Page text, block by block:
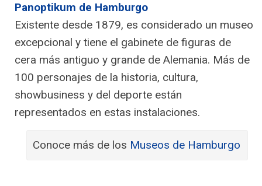
Panoptikum de Hamburgo
Existente desde 1879, es considerado un museo
excepcional y tiene el gabinete de figuras de
cera más antiguo y grande de Alemania. Más de
100 personajes de la historia, cultura,
showbusiness y del deporte están
representados en estas instalaciones.
Conoce más de los Museos de Hamburgo